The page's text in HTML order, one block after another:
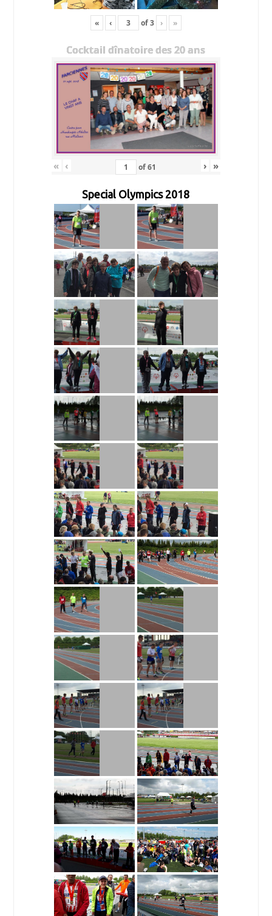
« ‹ of3 › »
Cocktail dînatoire des 20 ans
« ‹ of61 › »
Special Olympics 2018